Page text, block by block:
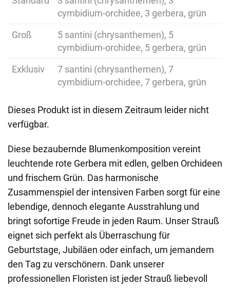
cymbidium-orchidee, 3 gerbera, grün
Groß
5 santini (chrysanthemen), 5
cymbidium-orchidee, 5 gerbera, grün
Exklusiv
7 santini (chrysanthemen), 7
cymbidium-orchidee, 7 gerbera, grün
Dieses Produkt ist in diesem Zeitraum leider nicht
verfügbar.
Diese bezaubernde Blumenkomposition vereint
leuchtende rote Gerbera mit edlen, gelben Orchideen
und frischem Grün. Das harmonische
Zusammenspiel der intensiven Farben sorgt für eine
lebendige, dennoch elegante Ausstrahlung und
bringt sofortige Freude in jeden Raum. Unser Strauß
eignet sich perfekt als Überraschung für
Geburtstage, Jubiläen oder einfach, um jemandem
den Tag zu verschönern. Dank unserer
professionellen Floristen ist jeder Strauß liebevoll